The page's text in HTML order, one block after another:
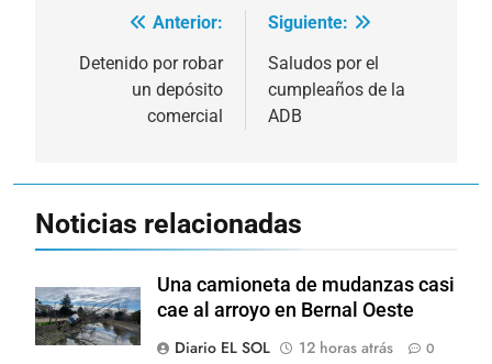
Navegación
de
entradas
Anterior:
Detenido por robar
un depósito
comercial
Siguiente:
Saludos por el
cumpleaños de la
ADB
Noticias relacionadas
Una camioneta de mudanzas casi
cae al arroyo en Bernal Oeste
Diario EL SOL
12 horas atrás 0